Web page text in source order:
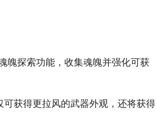
魄探索功能，收集魂魄并强化可获
可获得更拉风的武器外观，还将获得